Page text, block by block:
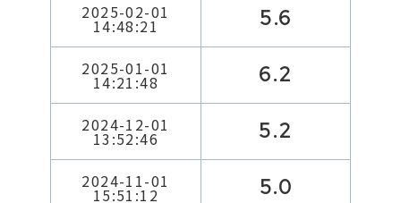
2025-02-01
14:48:21 5.6
2025-01-01
14:21:48 6.2
2024-12-01
13:52:46 5.2
2024-11-01
15:51:12 5.0